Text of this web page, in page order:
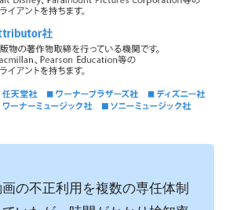
の不正利用を複数の専任体制